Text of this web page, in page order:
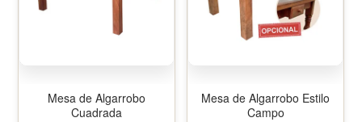
Mesa de Algarrobo
Cuadrada
Mesa de Algarrobo Estilo
Campo